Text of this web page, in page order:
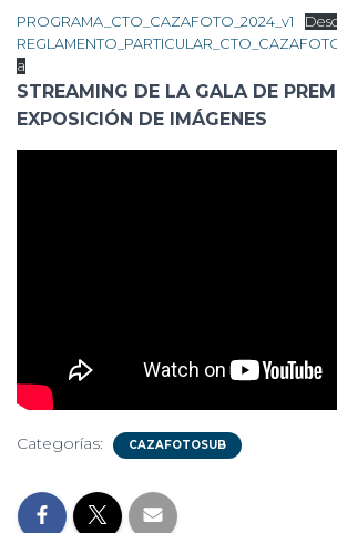
PROGRAMA_CTO_CAZAFOTO_2024_v1
a
STREAMING DE LA GALA DE
EXPOSICIÓN DE IMÁGENES
Categorías: CAZAFOTOSUB